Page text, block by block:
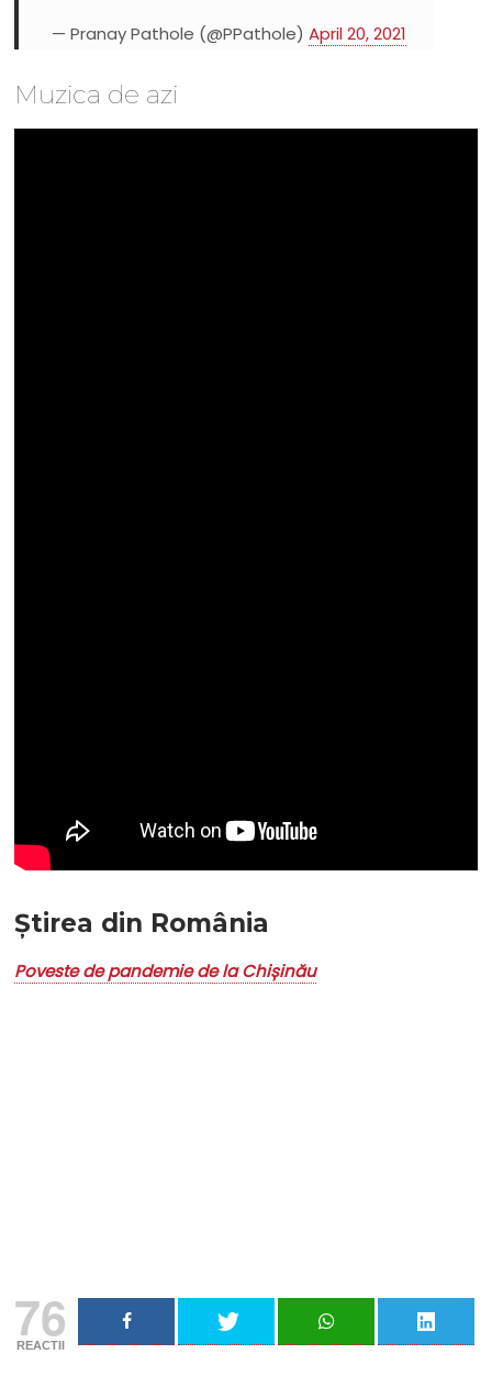
— Pranay Pathole (@PPathole)April 20, 2021
Muzica de azi
Știrea din România
Poveste de pandemie de la Chișinău
76
REACTII